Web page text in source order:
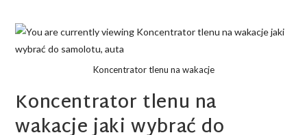
Koncentrator tlenu na wakacje
Koncentrator tlenu na
wakacje jaki wybrać do